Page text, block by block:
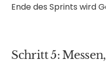
Ende des Sprints wird
Schritt 5: